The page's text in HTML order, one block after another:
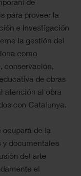
para proveer la
e Investigación
la gestión del
como
conservación,
de obras
atención al obra
con Catalunya.
de la
y documentales
del arte
el